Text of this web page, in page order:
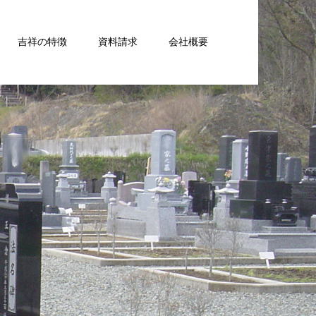
吉祥の特徴 資料請求 会社概要